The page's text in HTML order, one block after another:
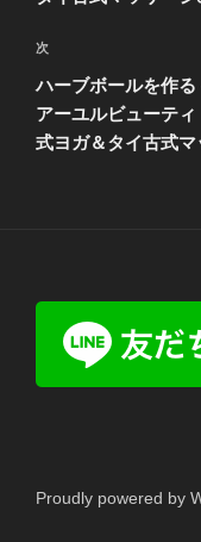
ー
シ
ョ
ン
次
の
投
稿
次
ハーブボールを作
アーユルビューテ
式ヨガ＆タイ古式
Proudly powered by